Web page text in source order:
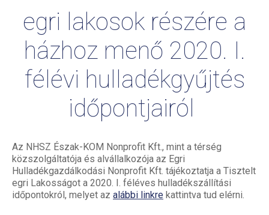
Ügyfélszolgálat
egri lakosok részére a
házhoz menő 2020. I.
félévi hulladékgyűjtés
időpontjairól
Az NHSZ Észak-KOM Nonprofit Kft., mint a térség
közszolgáltatója és alvállalkozója az Egri
Hulladékgazdálkodási Nonprofit Kft. tájékoztatja a Tisztelt
egri Lakosságot a 2020. I. féléves hulladékszállítási
időpontokról, melyet az alábbi linkre kattintva tud elérni.